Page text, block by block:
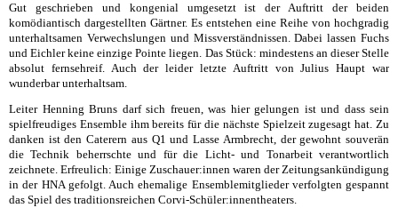
Gut geschrieben und kongenial umgesetzt ist der Auftritt der beiden
komödiantisch dargestellten Gärtner. Es entstehen eine Reihe von hochgradig
unterhaltsamen Verwechslungen und Missverständnissen. Dabei lassen Fuchs
und Eichler keine einzige Pointe liegen. Das Stück: mindestens an dieser Stelle
absolut fernsehreif. Auch der leider letzte Auftritt von Julius Haupt war
wunderbar unterhaltsam.
Leiter Henning Bruns darf sich freuen, was hier gelungen ist und dass sein
spielfreudiges Ensemble ihm bereits für die nächste Spielzeit zugesagt hat. Zu
danken ist den Caterern aus Q1 und Lasse Armbrecht, der gewohnt souverän
die Technik beherrschte und für die Licht- und Tonarbeit verantwortlich
zeichnete. Erfreulich: Einige Zuschauer:innen waren der Zeitungsankündigung
in der HNA gefolgt. Auch ehemalige Ensemblemitglieder verfolgten gespannt
das Spiel des traditionsreichen Corvi-Schüler:innentheaters.